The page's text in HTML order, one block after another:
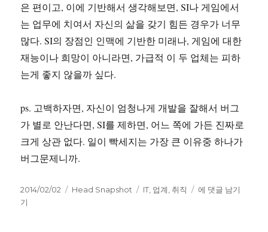
은 편이고, 이에 기반해서 생각해보면, SI나 게임에서
는 업무에 치여서 자신의 삶을 갖기 힘든 경우가 너무
많다. SI의 장점인 인맥에 기반한 미래나, 게임에 대한
재능이나 희망이 아니라면, 가급적 이 두 업체는 피하
는게 좋지 않을까 싶다.
ps. 고백하자면, 자신이 엄청나게 개발을 잘해서 버그
가 별로 안난다면, SI를 제하면, 어느 쪽에 가든 진짜로
크게 상관 없다. 일이 빡세지는 가장 큰 이유중 하나가
버그문제니까.
작
성
2014/02/02
카
Head Snapshot
태
IT, 업계, 취직
어
에 댓글 남기
기